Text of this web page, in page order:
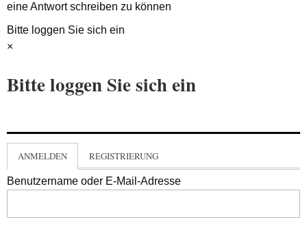
eine Antwort schreiben zu können
Bitte loggen Sie sich ein
×
Bitte loggen Sie sich ein
ANMELDEN REGISTRIERUNG
Benutzername oder E-Mail-Adresse